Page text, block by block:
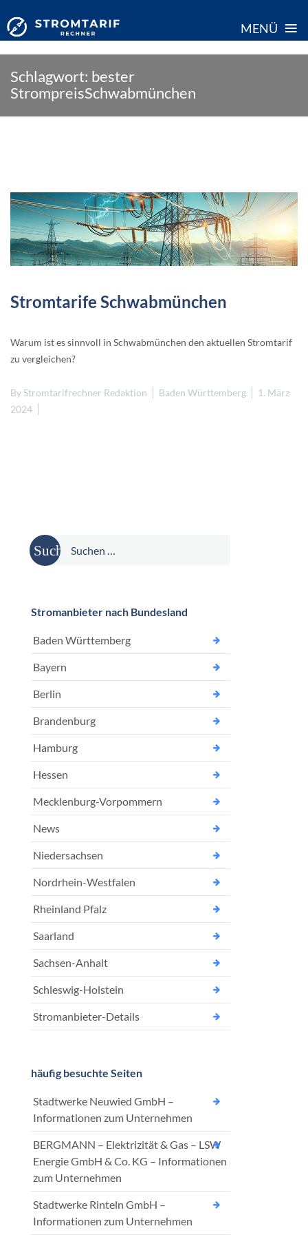
MENÜ ≡
content
Schlagwort: bester
StrompreisSchwabmünchen
Stromtarife Schwabmünchen
Warum ist es sinnvoll in Schwabmünchen den aktuellen Stromtarif
zu vergleichen?
By Stromtarifrechner Redaktion Baden Württemberg
1. März
2024
Suche
nach:
Stromanbieter nach Bundesland
Baden Württemberg
Bayern
Berlin
Brandenburg
Hamburg
Hessen
Mecklenburg-Vorpommern
News
Niedersachsen
Nordrhein-Westfalen
Rheinland Pfalz
Saarland
Sachsen-Anhalt
Schleswig-Holstein
Stromanbieter-Details
häufig besuchte Seiten
Stadtwerke Neuwied GmbH –
Informationen zum Unternehmen
BERGMANN – Elektrizität & Gas – LSW
Energie GmbH & Co. KG – Informationen
zum Unternehmen
Stadtwerke Rinteln GmbH –
Informationen zum Unternehmen